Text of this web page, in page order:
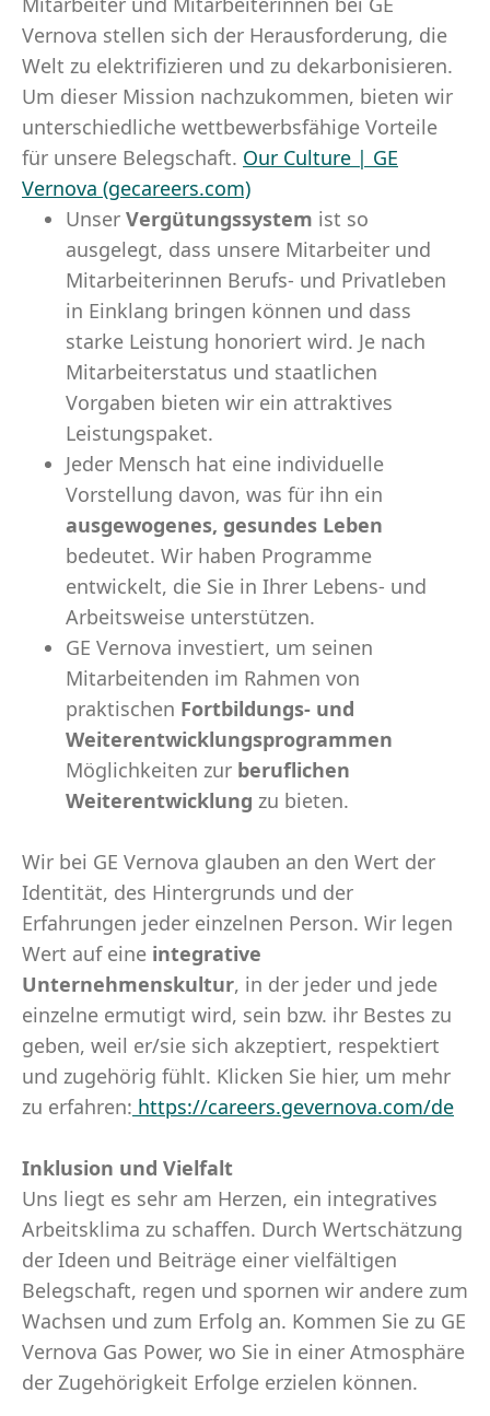
Vernova stellen sich der Herausforderung, die
Welt zu elektrifizieren und zu dekarbonisieren.
Um dieser Mission nachzukommen, bieten wir
unterschiedliche wettbewerbsfähige Vorteile
für unsere Belegschaft. Our Culture | GE
Vernova (gecareers.com)
Unser Vergütungssystem ist so
ausgelegt, dass unsere Mitarbeiter und
Mitarbeiterinnen Berufs- und Privatleben
in Einklang bringen können und dass
starke Leistung honoriert wird. Je nach
Mitarbeiterstatus und staatlichen
Vorgaben bieten wir ein attraktives
Leistungspaket.
Jeder Mensch hat eine individuelle
Vorstellung davon, was für ihn ein
ausgewogenes, gesundes Leben
bedeutet. Wir haben Programme
entwickelt, die Sie in Ihrer Lebens- und
Arbeitsweise unterstützen.
GE Vernova investiert, um seinen
Mitarbeitenden im Rahmen von
praktischen Fortbildungs- und
Weiterentwicklungsprogrammen
Möglichkeiten zur beruflichen
Weiterentwicklung zu bieten.
Wir bei GE Vernova glauben an den Wert der
Identität, des Hintergrunds und der
Erfahrungen jeder einzelnen Person. Wir legen
Wert auf eine integrative
Unternehmenskultur, in der jeder und jede
einzelne ermutigt wird, sein bzw. ihr Bestes zu
geben, weil er/sie sich akzeptiert, respektiert
und zugehörig fühlt. Klicken Sie hier, um mehr
zu erfahren: https://careers.gevernova.com/de
Inklusion und Vielfalt
Uns liegt es sehr am Herzen, ein integratives
Arbeitsklima zu schaffen. Durch Wertschätzung
der Ideen und Beiträge einer vielfältigen
Belegschaft, regen und spornen wir andere zum
Wachsen und zum Erfolg an. Kommen Sie zu GE
Vernova Gas Power, wo Sie in einer Atmosphäre
der Zugehörigkeit Erfolge erzielen können.